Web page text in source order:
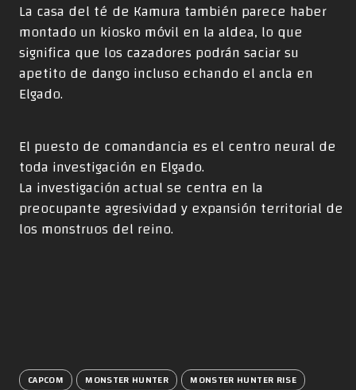
La casa del té de Kamura también parece haber
montado un kiosko móvil en la aldea, lo que
significa que los cazadores podrán saciar su
apetito de dango incluso echando el ancla en
Elgado.
El puesto de comandancia es el centro neural de
toda investigación en Elgado.
La investigación actual se centra en la
preocupante agresividad y expansión territorial de
los monstruos del reino.
CAPCOM MONSTER HUNTER
MONSTER HUNTER RISE